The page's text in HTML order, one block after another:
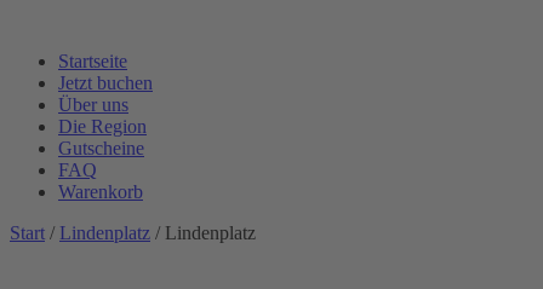
Startseite
Jetzt buchen
Über uns
Die Region
Gutscheine
FAQ
Warenkorb
Start / Lindenplatz / Lindenplatz